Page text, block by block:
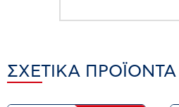
ΣΧΕΤΙΚΆ ΠΡΟΪΌΝΤΑ